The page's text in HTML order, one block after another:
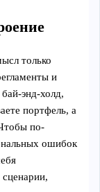
только
и
энд-холд,
портфель, а
по-
ошибок